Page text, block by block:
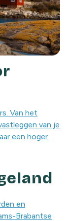
Van het
van je
een hoger
en
Brabantse